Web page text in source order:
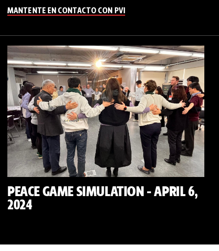
MANTENTE EN CONTACTO CON PVI
PEACE GAME SIMULATION - APRIL 6,
2024